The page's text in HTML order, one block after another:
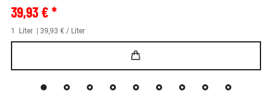
39,93 € *
1 Liter | 39,93 € / Liter